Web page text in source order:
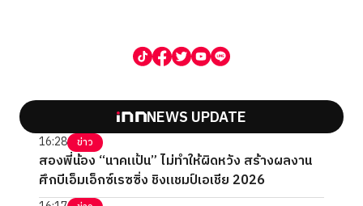
NEWS UPDATE
16:28 ข่าว
สองพี่น้อง “นาคแป้น” ไม่ทำให้ผิดหวัง สร้างผลงาน
ศึกบีเอ็มเอ็กซ์เรซซิ่ง ชิงแชมป์เอเชีย 2026